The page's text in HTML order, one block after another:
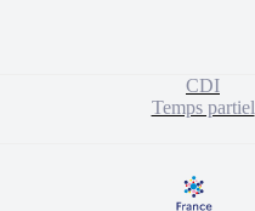
CDI
Temps partiel